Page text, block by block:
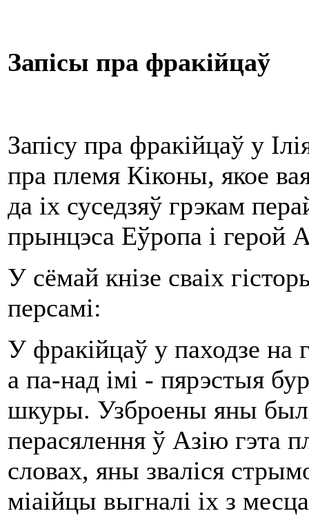
Запісы пра фракійцаў
Запісу пра фракійцаў у
пра племя Кіконы, якое
да іх суседзяў грэкам
прынцэса Еўропа і герой
У сёмай кнізе сваіх
персамі:
У фракійцаў у паходзе на
а па-над імі - пярэстыя
шкуры. Узброены яны
перасялення ў Азію гэта
словах, яны зваліся
міаійцы выгналі іх з